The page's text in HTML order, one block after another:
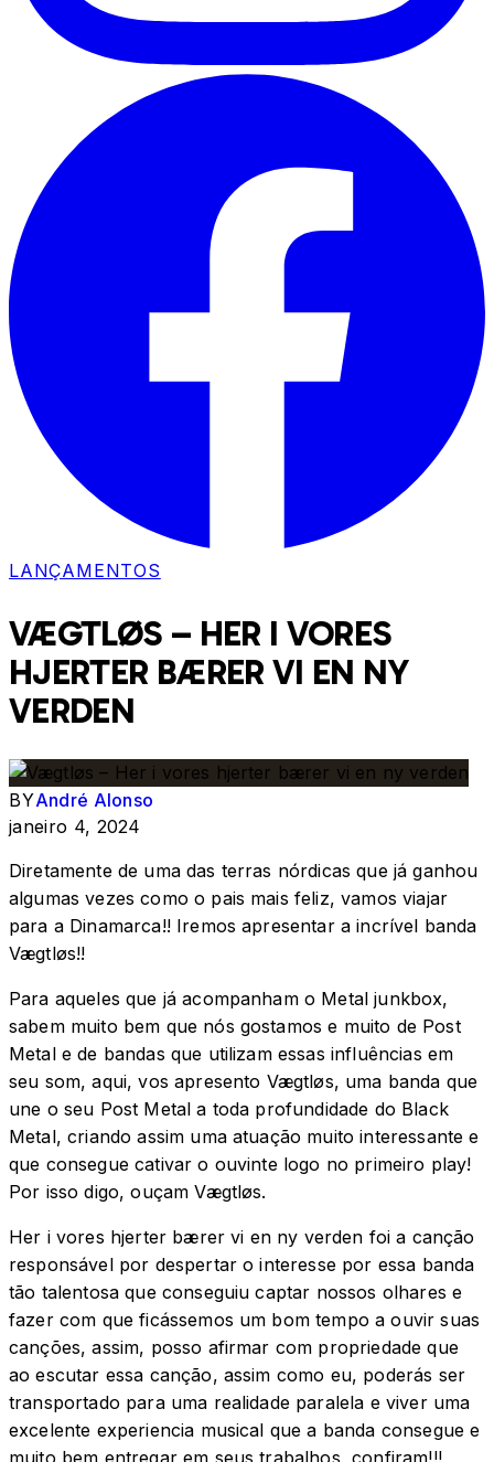
LANÇAMENTOS
VÆGTLØS – HER I VORES
HJERTER BÆRER VI EN NY
VERDEN
BYAndré Alonso
janeiro 4, 2024
Diretamente de uma das terras nórdicas que já ganhou
algumas vezes como o pais mais feliz, vamos viajar
para a Dinamarca!! Iremos apresentar a incrível banda
Vægtløs!!
Para aqueles que já acompanham o Metal junkbox,
sabem muito bem que nós gostamos e muito de Post
Metal e de bandas que utilizam essas influências em
seu som, aqui, vos apresento Vægtløs, uma banda que
une o seu Post Metal a toda profundidade do Black
Metal, criando assim uma atuação muito interessante e
que consegue cativar o ouvinte logo no primeiro play!
Por isso digo, ouçam Vægtløs.
Her i vores hjerter bærer vi en ny verden foi a canção
responsável por despertar o interesse por essa banda
tão talentosa que conseguiu captar nossos olhares e
fazer com que ficássemos um bom tempo a ouvir suas
canções, assim, posso afirmar com propriedade que
ao escutar essa canção, assim como eu, poderás ser
transportado para uma realidade paralela e viver uma
excelente experiencia musical que a banda consegue e